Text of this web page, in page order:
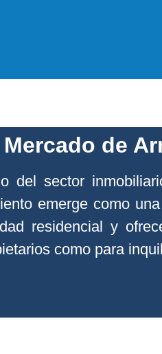
de
del sector
emerge como
residencial y
como para